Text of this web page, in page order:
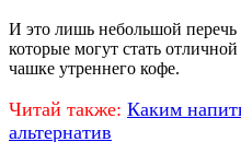
И это лишь небольшой
которые могут стать
чашке утреннего кофе.
Читай также: Каким
альтернатив